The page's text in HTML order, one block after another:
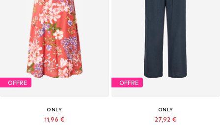
OFFRE
ONLY
11,96 €
OFFRE
ONLY
27,92 €